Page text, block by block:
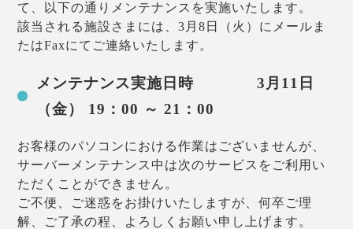
て、以下の通りメンテナンスを実施いたします。
該当される施設さまには、3月8日（火）にメールま
たはFaxにてご連絡いたします。
メンテナンス実施日時 3月11日
（金） 19：00 ～ 21：00
お客様のパソコンにおける作業はございませんが、
サーバーメンテナンス中は次のサービスをご利用い
ただくことができません。
ご不便、ご迷惑をお掛けいたしますが、何卒ご理
解、ご了承の程、よろしくお願い申し上げます。